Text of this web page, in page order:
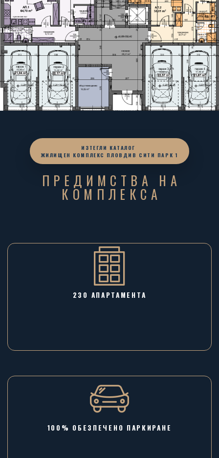
ИЗТЕГЛИ КАТАЛОГ
ЖИЛИЩЕН КОМПЛЕКС ПЛОВДИВ СИТИ ПАРК 1
ПРЕДИМСТВА НА
КОМПЛЕКСА
230 АПАРТАМЕНТА
100% ОБЕЗПЕЧЕНО ПАРКИРАНЕ